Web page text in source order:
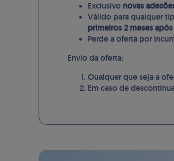
Exclusivo novas
Válido para qualquer
primeiros 2 meses
Perde a oferta por
Envio da oferta:
Qualquer que seja a
Em caso de